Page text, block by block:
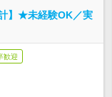
】★未経験OK／実
歓迎